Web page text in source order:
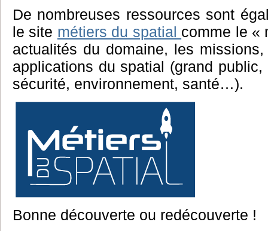
De nombreuses ressources sont
le site métiers du spatial comme le «
actualités du domaine, les
applications du spatial (grand
sécurité, environnement, santé…).
Bonne découverte ou redécouverte !